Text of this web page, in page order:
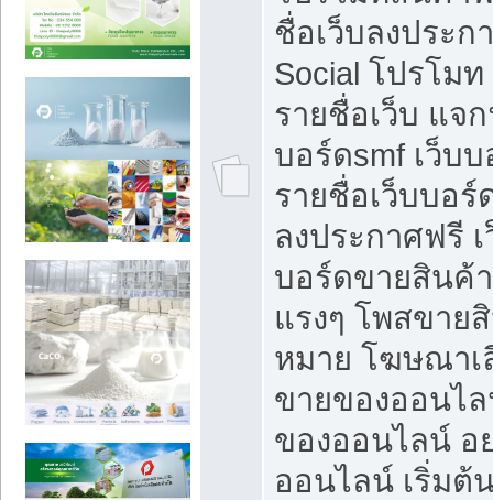
ชื่อเว็บลงประ
Social โปรโม
รายชื่อเว็บ แจ
บอร์ดsmf เว็บ
รายชื่อเว็บบอ
ลงประกาศฟรี
บอร์ดขายสินค้
แรงๆ โพสขาย
หมาย โฆษณาเ
ขายของออนไ
ของออนไลน์ อ
ออนไลน์ เริ่มต้